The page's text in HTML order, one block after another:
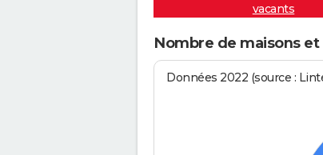
vacants
Nombre de maisons
Données 2022 (source :